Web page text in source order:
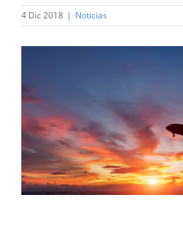
4 Dic 2018 | Noticias